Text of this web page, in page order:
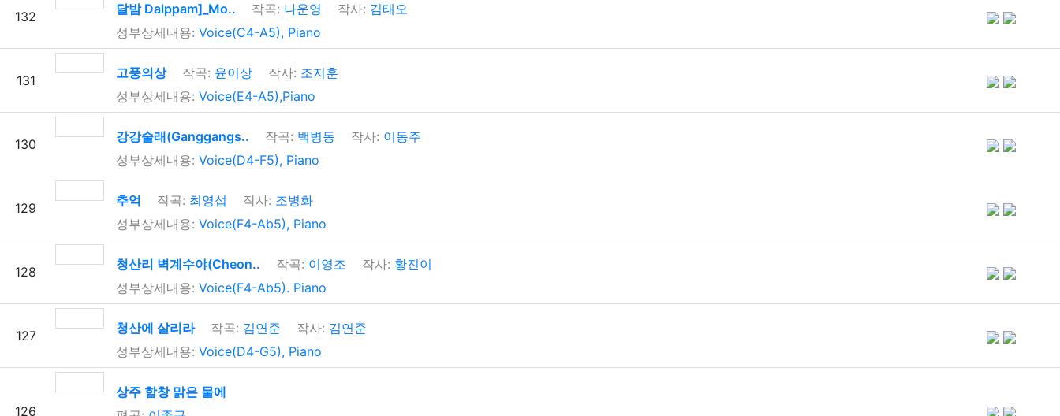
132 달밤 Dalppam]_Mo.. 작곡: 나운영 작사: 김태오
성부상세내용: Voice(C4-A5), Piano
131 고풍의상 작곡: 윤이상 작사: 조지훈
성부상세내용: Voice(E4-A5),Piano
130 강강술래(Ganggangs.. 작곡: 백병동 작사: 이동주
성부상세내용: Voice(D4-F5), Piano
129 추억 작곡: 최영섭 작사: 조병화
성부상세내용: Voice(F4-Ab5), Piano
128 청산리 벽계수야(Cheon.. 작곡: 이영조 작사: 황진이
성부상세내용: Voice(F4-Ab5). Piano
127 청산에 살리라 작곡: 김연준 작사: 김연준
성부상세내용: Voice(D4-G5), Piano
126
상주 함창 맑은 물에